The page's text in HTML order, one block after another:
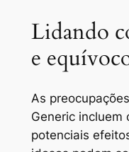
Lidando
e
As
Generic incluem
potenciais